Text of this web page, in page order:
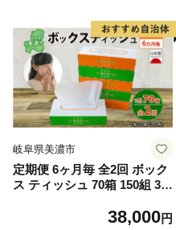
スペース 備蓄 ストック 便利
非常用 生活応援 川一製紙
岐阜県美濃市
定期便 6ヶ月毎 全2回 ボック
ス ティッシュ 70箱 150組 30
ペーパー BOX 日用品 備蓄 吸
38,000円